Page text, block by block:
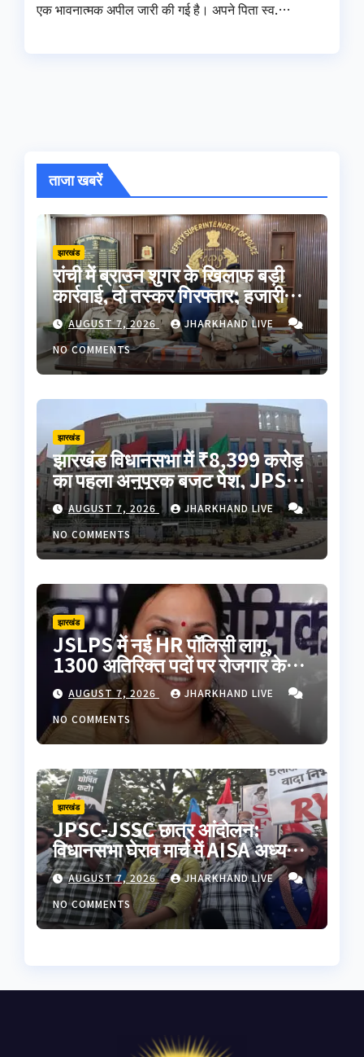
एक भावनात्मक अपील जारी की गई है। अपने पिता स्व.…
ताजा खबरें
झारखंड
रांची में ब्राउन शुगर के खिलाफ बड़ी
कार्रवाई, दो तस्कर गिरफ्तार; हजारीबाग
से जुड़ा कनेक्शन
AUGUST 7, 2026
JHARKHAND LIVE
NO COMMENTS
झारखंड
झारखंड विधानसभा में ₹8,399 करोड़
का पहला अनुपूरक बजट पेश, JPSC-
JSSC मुद्दे पर विपक्ष का हंगामा
AUGUST 7, 2026
JHARKHAND LIVE
NO COMMENTS
झारखंड
JSLPS में नई HR पॉलिसी लागू,
1300 अतिरिक्त पदों पर रोजगार के
अवसर; कर्मचारियों के वेतन में 60%
तक बढ़ोतरी
AUGUST 7, 2026
JHARKHAND LIVE
NO COMMENTS
झारखंड
JPSC-JSSC छात्र आंदोलन:
विधानसभा घेराव मार्च में AISA अध्यक्ष
नेहा बोरा पर फेंकी गई काली स्याही,
आरोपी हिरासत में
AUGUST 7, 2026
JHARKHAND LIVE
NO COMMENTS